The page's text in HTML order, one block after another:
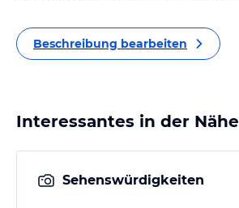
Beschreibung bearbeiten
Interessantes in der Nähe
Sehenswürdigkeiten